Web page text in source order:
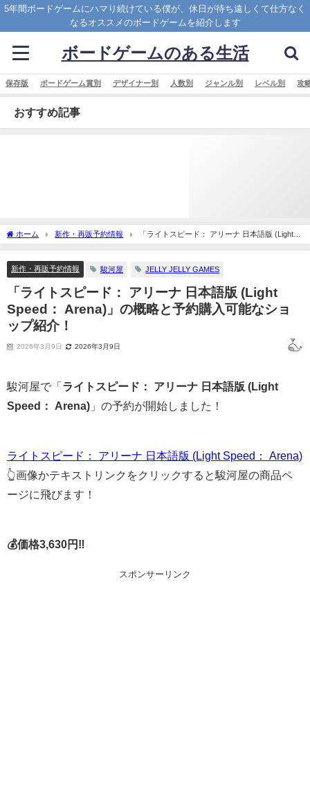
5年間ボードゲームにハマり続けている僕が、休日が待ち遠しくて仕方なく
なるオススメのボードゲームを紹介します
ボードゲームのある生活
保存版 ボードゲーム賞別 デザイナー別 人数別 ジャンル別 レベル別 攻
おすすめ記事
ホーム 新作・再販予約情報
「ライトスピード： アリーナ 日本語版 (Light
Speed： Arena)」の概略と予約購入可能なショップ紹介！
新作・再販予約情報 駿河屋 JELLY JELLY GAMES
「ライトスピード： アリーナ 日本語版 (Light
Speed： Arena)」の概略と予約購入可能なショ
ップ紹介！
2026年3月9日 2026年3月9日
駿河屋で「 ライトスピード： アリーナ 日本語版 (Light
Speed： Arena) 」の予約が開始しました！
ライトスピード： アリーナ 日本語版 (Light Speed： Arena)
👆画像かテキストリンクをクリックすると駿河屋の商品ペ
ージに飛びます！
💰価格3,630円‼
スポンサーリンク